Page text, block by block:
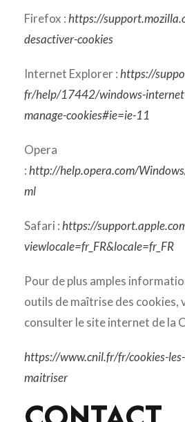
Firefox :https://
desactiver-cookies
Internet Explorer :https://
fr/help/17442/windows-
manage-cookies#ie=ie-11
Opera
:http://help.opera.com/
ml
Safari :https://
viewlocale=fr_FR&locale=fr_FR
Pour de plus amples
outils de maîtrise des cookies,
consulter le site internet de la
https://www.cnil.fr/fr/cookies-
maitriser